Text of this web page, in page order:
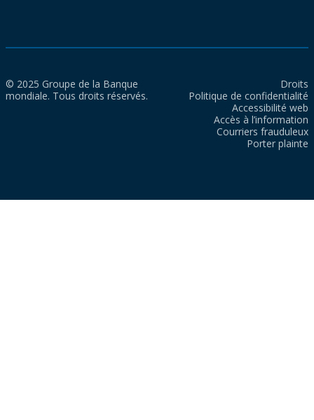
© 2025 Groupe de la Banque
mondiale. Tous droits réservés.
Droits
Politique de confidentialité
Accessibilité web
Accès à l’information
Courriers frauduleux
Porter plainte